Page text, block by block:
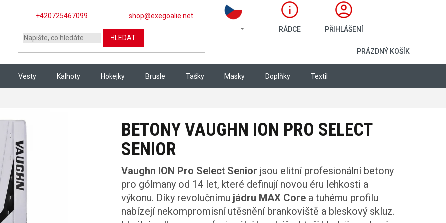
+420725467099
shop@exegoalie.net
HLEDAT
RÁDCE PŘIHLÁŠENÍ
PRÁZDNÝ KOŠÍK
Vesty Kalhoty Hokejky Brusle Tašky Masky Doplňky Textil
BETONY VAUGHN ION PRO SELECT
SENIOR
Vaughn ION Pro Select Senior jsou elitní profesionální betony
pro gólmany od 14 let, které definují novou éru lehkosti a
výkonu. Díky revolučnímu jádru MAX Core a tuhému profilu
nabízejí nekompromisní utěsnění brankoviště a bleskový skluz.